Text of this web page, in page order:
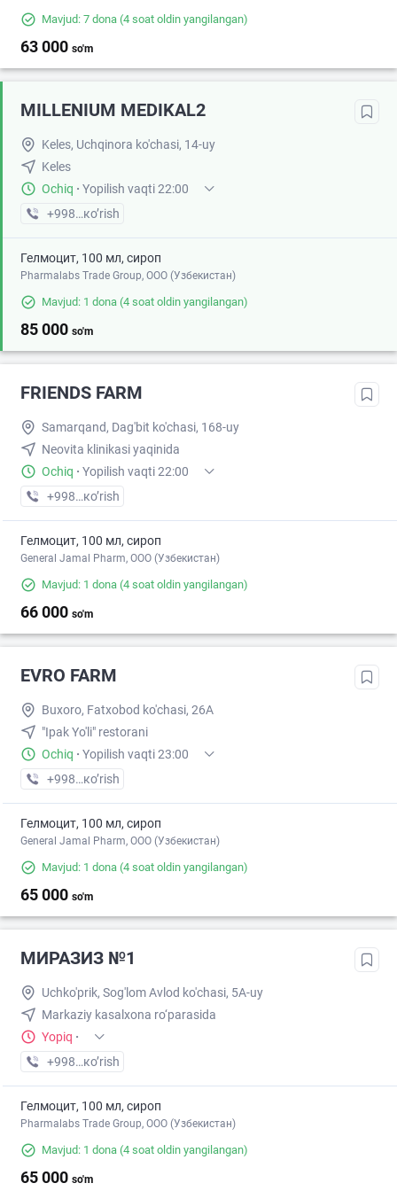
Mavjud: 7 dona (4 soat oldin yangilangan)
63 000 so'm
MILLENIUM MEDIKAL2
Keles, Uchqinora ko'chasi, 14-uy
Keles
Ochiq · Yopilish vaqti 22:00
+998 (95) XXX-XX-XX
кo’rish
Гелмоцит, 100 мл, сироп
Pharmalabs Trade Group, OOO (Узбекистан)
Mavjud: 1 dona (4 soat oldin yangilangan)
85 000 so'm
FRIENDS FARM
Samarqand, Dag'bit ko'chasi, 168-uy
Neovita klinikasi yaqinida
Ochiq · Yopilish vaqti 22:00
+998 (93) XXX-XX-XX
кo’rish
Гелмоцит, 100 мл, сироп
General Jamal Pharm, OOO (Узбекистан)
Mavjud: 1 dona (4 soat oldin yangilangan)
66 000 so'm
EVRO FARM
Buxoro, Fatxobod ko'chasi, 26A
"Ipak Yo'li" restorani
Ochiq · Yopilish vaqti 23:00
+998 (65) XXX-XX-XX
кo’rish
Гелмоцит, 100 мл, сироп
General Jamal Pharm, OOO (Узбекистан)
Mavjud: 1 dona (4 soat oldin yangilangan)
65 000 so'm
МИРАЗИЗ №1
Uchko'prik, Sog'lom Avlod ko'chasi, 5A-uy
Markaziy kasalxona ro‘parasida
Yopiq ·
+998 (94) XXX-XX-XX
кo’rish
Гелмоцит, 100 мл, сироп
Pharmalabs Trade Group, OOO (Узбекистан)
Mavjud: 1 dona (4 soat oldin yangilangan)
65 000 so'm